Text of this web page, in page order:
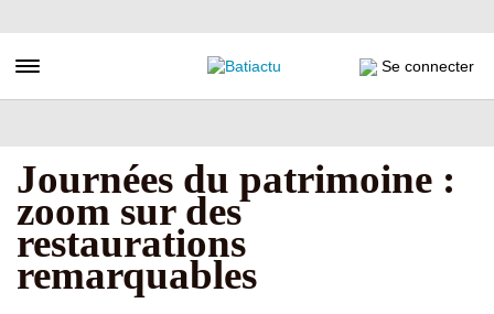
au
principal
Toggle navigation Se connecter
Journées du patrimoine :
zoom sur des
restaurations
remarquables